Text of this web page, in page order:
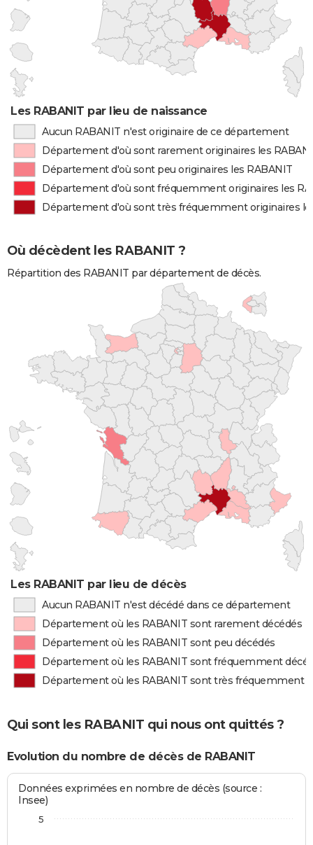
Les RABANIT par lieu de naissance
Aucun RABANIT n'est originaire de ce département
Département d'où sont rarement originaires les
Département d'où sont peu originaires les RABANIT
Département d'où sont fréquemment originaires les
Département d'où sont très fréquemment originaires
Où décèdent les RABANIT ?
Répartition des RABANIT par département de décès.
Les RABANIT par lieu de décès
Aucun RABANIT n'est décédé dans ce département
Département où les RABANIT sont rarement décédés
Département où les RABANIT sont peu décédés
Département où les RABANIT sont fréquemment
Département où les RABANIT sont très fréquemment
Qui sont les RABANIT qui nous ont quittés ?
Evolution du nombre de décès de RABANIT
Données exprimées en nombre de décès (source :
Insee)
5